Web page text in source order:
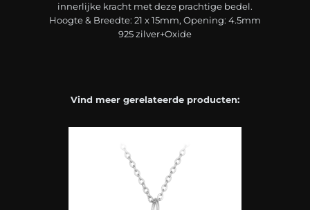
innerlijke kracht met deze prachtige bedel.
Hoogte & Breedte: 21 x 15mm, Opening: 4.5mm
925 zilver+Oxide
Vind meer gerelateerde producten: